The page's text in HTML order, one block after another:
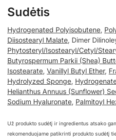
Sudėtis
Hydrogenated Polyisobutene,
Diisostearyl Malate, Dimer
Phytosteryl/Isostearyl/Cetyl/
Butyrospermum Parkii (Shea)
Isostearate, Vanillyl Butyl Ether,
Hydrolyzed Sponge,
Helianthus Annuus (Sunflower)
Sodium Hyaluronate, Palmitoyl
Už produkto sudėtį ir ingredientus atsako
rekomenduojame patikrinti produkto sudėtį